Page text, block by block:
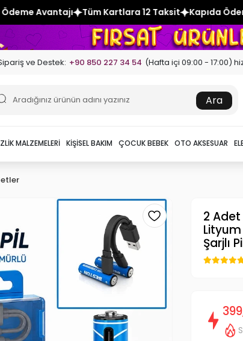
Kartlara 12 Taksit Kapıda Ödeme Avantajı Tüm
ve Destek: +90 850 227 34 54 (Hafta içi 09:00 - 17:00)
Ara
MALZEMELERI KIŞISEL BAKIM ÇOCUK BEBEK OTO AKSESUAR
2 Adet
Şarjlı